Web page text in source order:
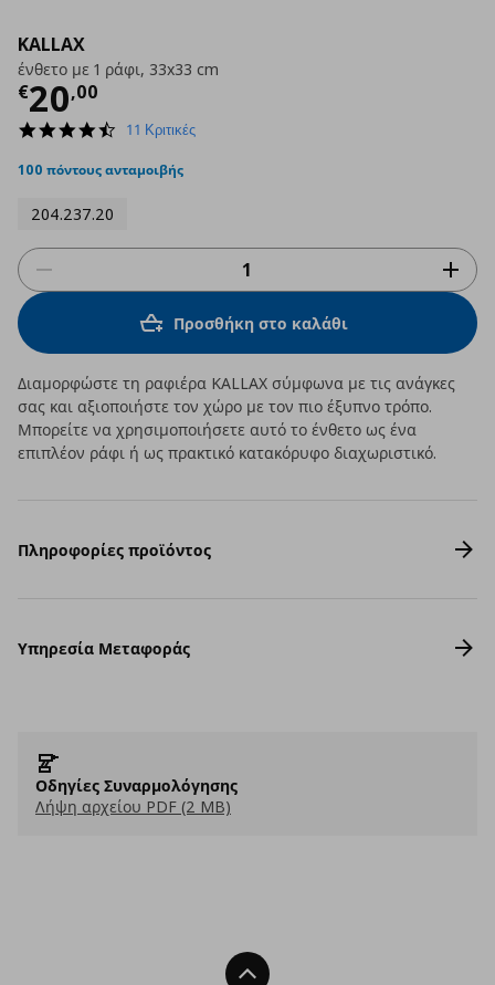
KALLAX
ένθετο με 1 ράφι, 33x33 cm
€20,00
Τρέχουσα τιμή
4.4
rating
11 Κριτικές
100 πόντους ανταμοιβής
204.237.20
Προσθήκη στο καλάθι
Διαμορφώστε τη ραφιέρα KALLAX σύμφωνα με τις ανάγκες
σας και αξιοποιήστε τον χώρο με τον πιο έξυπνο τρόπο.
Μπορείτε να χρησιμοποιήσετε αυτό το ένθετο ως ένα
επιπλέον ράφι ή ως πρακτικό κατακόρυφο διαχωριστικό.
Πληροφορίες προϊόντος
Υπηρεσία Μεταφοράς
Οδηγίες Συναρμολόγησης
Λήψη αρχείου PDF (2 MB)
Back To Top